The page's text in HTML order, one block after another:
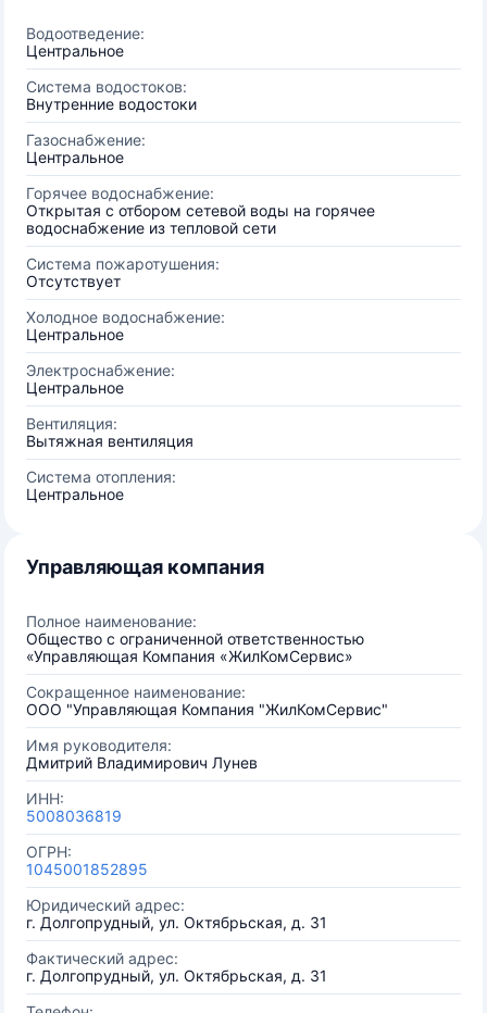
Водоотведение:
Центральное
Система водостоков:
Внутренние водостоки
Газоснабжение:
Центральное
Горячее водоснабжение:
Открытая с отбором сетевой воды на горячее
водоснабжение из тепловой сети
Система пожаротушения:
Отсутствует
Холодное водоснабжение:
Центральное
Электроснабжение:
Центральное
Вентиляция:
Вытяжная вентиляция
Система отопления:
Центральное
Управляющая компания
Полное наименование:
Общество с ограниченной ответственностью
«Управляющая Компания «ЖилКомСервис»
Сокращенное наименование:
ООО "Управляющая Компания "ЖилКомСервис"
Имя руководителя:
Дмитрий Владимирович Лунев
ИНН:
5008036819
ОГРН:
1045001852895
Юридический адрес:
г. Долгопрудный, ул. Октябрьская, д. 31
Фактический адрес:
г. Долгопрудный, ул. Октябрьская, д. 31